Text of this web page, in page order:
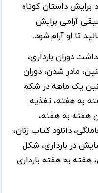
برایش داستان کوتاه
آرامی برایش
تا او آرام شود.
دوران بارداری،
مادر شدن، دوران
یک ماهه در شکم
به هفته، تغذیه
هفته به هفته،
دانلود کتاب زنان،
در بارداری، شکل
به هفته بارداری